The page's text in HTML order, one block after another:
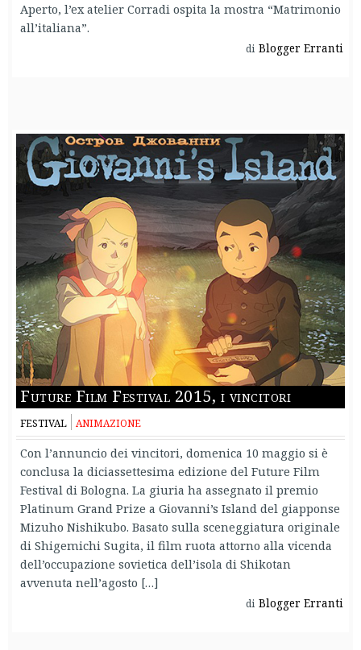
Aperto, l’ex atelier Corradi ospita la mostra “Matrimonio
all’italiana”.
di Blogger Erranti
Future Film Festival 2015, i vincitori
FESTIVAL ANIMAZIONE
Con l’annuncio dei vincitori, domenica 10 maggio si è
conclusa la diciassettesima edizione del Future Film
Festival di Bologna. La giuria ha assegnato il premio
Platinum Grand Prize a Giovanni’s Island del giapponse
Mizuho Nishikubo. Basato sulla sceneggiatura originale
di Shigemichi Sugita, il film ruota attorno alla vicenda
dell’occupazione sovietica dell’isola di Shikotan
avvenuta nell’agosto […]
di Blogger Erranti